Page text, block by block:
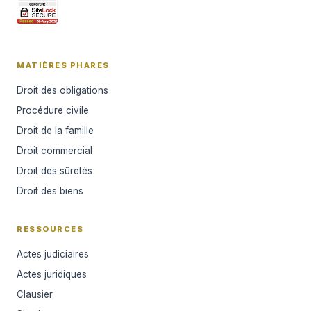
MATIÈRES PHARES
Droit des obligations
Procédure civile
Droit de la famille
Droit commercial
Droit des sûretés
Droit des biens
RESSOURCES
Actes judiciaires
Actes juridiques
Clausier